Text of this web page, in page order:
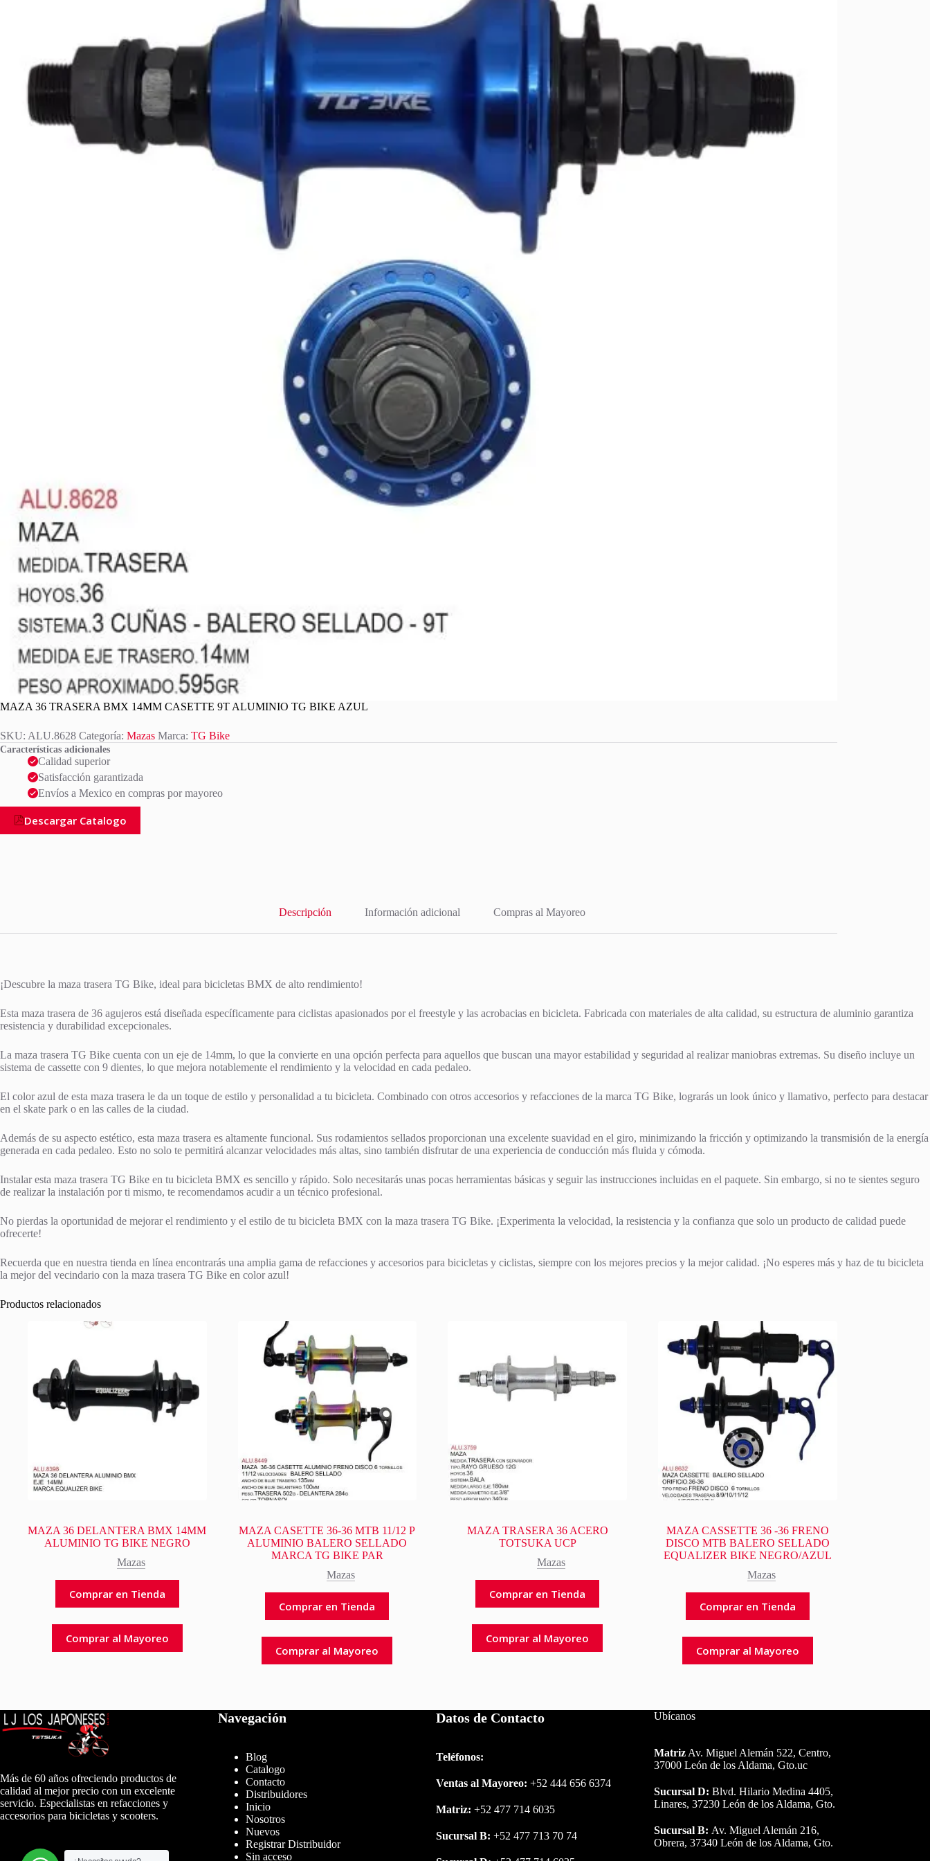
MAZA 36 TRASERA BMX 14MM CASETTE 9T ALUMINIO TG BIKE AZUL
SKU: ALU.8628 Categoría: Mazas Marca: TG Bike
Características adicionales
Calidad superior
Satisfacción garantizada
Envíos a Mexico en compras por mayoreo
Descargar Catalogo
Descripción Información adicional Compras al Mayoreo
¡Descubre la maza trasera TG Bike, ideal para bicicletas BMX de alto rendimiento!
Esta maza trasera de 36 agujeros está diseñada específicamente para ciclistas apasionados por el freestyle y las acrobacias en bicicleta. Fabricada con materiales de alta calidad, su estructura de aluminio garantiza
resistencia y durabilidad excepcionales.
La maza trasera TG Bike cuenta con un eje de 14mm, lo que la convierte en una opción perfecta para aquellos que buscan una mayor estabilidad y seguridad al realizar maniobras extremas. Su diseño incluye un
sistema de cassette con 9 dientes, lo que mejora notablemente el rendimiento y la velocidad en cada pedaleo.
El color azul de esta maza trasera le da un toque de estilo y personalidad a tu bicicleta. Combinado con otros accesorios y refacciones de la marca TG Bike, lograrás un look único y llamativo, perfecto para destacar
en el skate park o en las calles de la ciudad.
Además de su aspecto estético, esta maza trasera es altamente funcional. Sus rodamientos sellados proporcionan una excelente suavidad en el giro, minimizando la fricción y optimizando la transmisión de la energía
generada en cada pedaleo. Esto no solo te permitirá alcanzar velocidades más altas, sino también disfrutar de una experiencia de conducción más fluida y cómoda.
Instalar esta maza trasera TG Bike en tu bicicleta BMX es sencillo y rápido. Solo necesitarás unas pocas herramientas básicas y seguir las instrucciones incluidas en el paquete. Sin embargo, si no te sientes seguro
de realizar la instalación por ti mismo, te recomendamos acudir a un técnico profesional.
No pierdas la oportunidad de mejorar el rendimiento y el estilo de tu bicicleta BMX con la maza trasera TG Bike. ¡Experimenta la velocidad, la resistencia y la confianza que solo un producto de calidad puede
ofrecerte!
Recuerda que en nuestra tienda en línea encontrarás una amplia gama de refacciones y accesorios para bicicletas y ciclistas, siempre con los mejores precios y la mejor calidad. ¡No esperes más y haz de tu bicicleta
la mejor del vecindario con la maza trasera TG Bike en color azul!
Productos relacionados
MAZA 36 DELANTERA BMX 14MM
ALUMINIO TG BIKE NEGRO
Mazas
Comprar en Tienda
Comprar al Mayoreo
MAZA CASETTE 36-36 MTB 11/12 P
ALUMINIO BALERO SELLADO
MARCA TG BIKE PAR
Mazas
Comprar en Tienda
Comprar al Mayoreo
MAZA TRASERA 36 ACERO
TOTSUKA UCP
Mazas
Comprar en Tienda
Comprar al Mayoreo
MAZA CASSETTE 36 -36 FRENO
DISCO MTB BALERO SELLADO
EQUALIZER BIKE NEGRO/AZUL
Mazas
Comprar en Tienda
Comprar al Mayoreo
Más de 60 años ofreciendo productos de
calidad al mejor precio con un excelente
servicio. Especialistas en refacciones y
accesorios para bicicletas y scooters.
Navegación
Blog
Catalogo
Contacto
Distribuidores
Inicio
Nosotros
Nuevos
Registrar Distribuidor
Sin acceso
Datos de Contacto
Teléfonos:
Ventas al Mayoreo: +52 444 656 6374
Matriz: +52 477 714 6035
Sucursal B: +52 477 713 70 74
Ubícanos
MatrizAv. Miguel Alemán 522, Centro,
37000 León de los Aldama, Gto.uc
Sucursal D: Blvd. Hilario Medina 4405,
Linares, 37230 León de los Aldama, Gto.
Sucursal B: Av. Miguel Alemán 216,
Obrera, 37340 León de los Aldama, Gto.